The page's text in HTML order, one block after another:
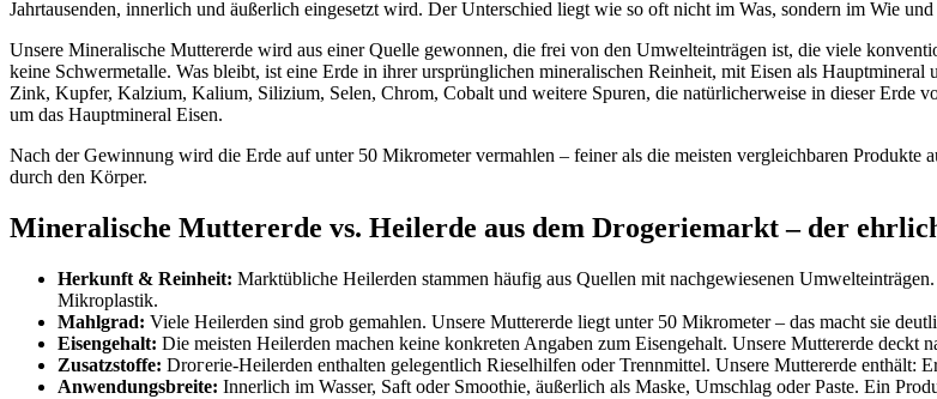
Jahrtausenden, innerlich und äußerlich eingesetzt wird. Der Unterschied liegt wie so oft nicht im Was, sondern im Wie und
Unsere Mineralische Muttererde wird aus einer Quelle gewonnen, die frei von den Umwelteinträgen ist, die viele
keine Schwermetalle. Was bleibt, ist eine Erde in ihrer ursprünglichen mineralischen Reinheit, mit Eisen als
Zink, Kupfer, Kalzium, Kalium, Silizium, Selen, Chrom, Cobalt und weitere Spuren, die natürlicherweise in dieser Erde
um das Hauptmineral Eisen.
Nach der Gewinnung wird die Erde auf unter 50 Mikrometer vermahlen – feiner als die meisten vergleichbaren
durch den Körper.
Mineralische Muttererde vs. Heilerde aus dem Drogeriemarkt – der
Herkunft & Reinheit: Marktübliche Heilerden stammen häufig aus Quellen mit nachgewiesenen
Mikroplastik.
Mahlgrad: Viele Heilerden sind grob gemahlen. Unsere Muttererde liegt unter 50 Mikrometer – das macht sie
Eisengehalt: Die meisten Heilerden machen keine konkreten Angaben zum Eisengehalt. Unsere Muttererde deckt
Zusatzstoffe: Drогerie-Heilerden enthalten gelegentlich Rieselhilfen oder Trennmittel. Unsere Muttererde enthält:
Anwendungsbreite: Innerlich im Wasser, Saft oder Smoothie, äußerlich als Maske, Umschlag oder Paste. Ein